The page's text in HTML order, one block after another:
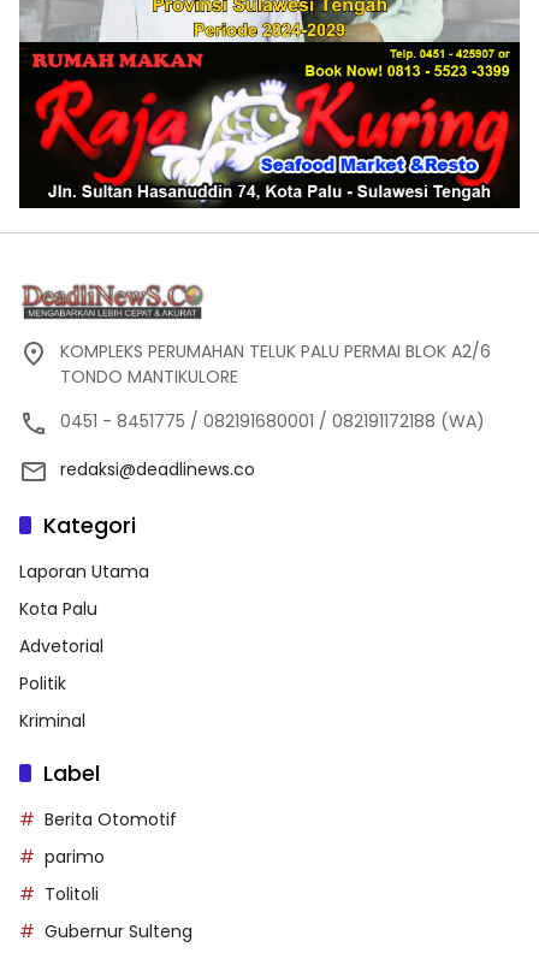
KOMPLEKS PERUMAHAN TELUK PALU PERMAI BLOK A2/6
TONDO MANTIKULORE
0451 - 8451775 / 082191680001 / 082191172188 (WA)
redaksi@deadlinews.co
Kategori
Laporan Utama
Kota Palu
Advetorial
Politik
Kriminal
Label
Berita Otomotif
parimo
Tolitoli
Gubernur Sulteng